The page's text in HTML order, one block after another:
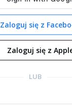
Zaloguj się z
Zaloguj się z
LUB